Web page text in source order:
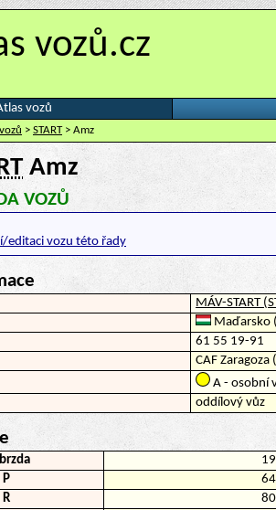
vozů.cz
vozů
> START> Amz
Amz
VOZŮ
editaci vozu této řady
MÁV-START
Maďarsko
61 55 19-91
CAF Zaragoza
A - osobní
oddílový vůz
19
64
80